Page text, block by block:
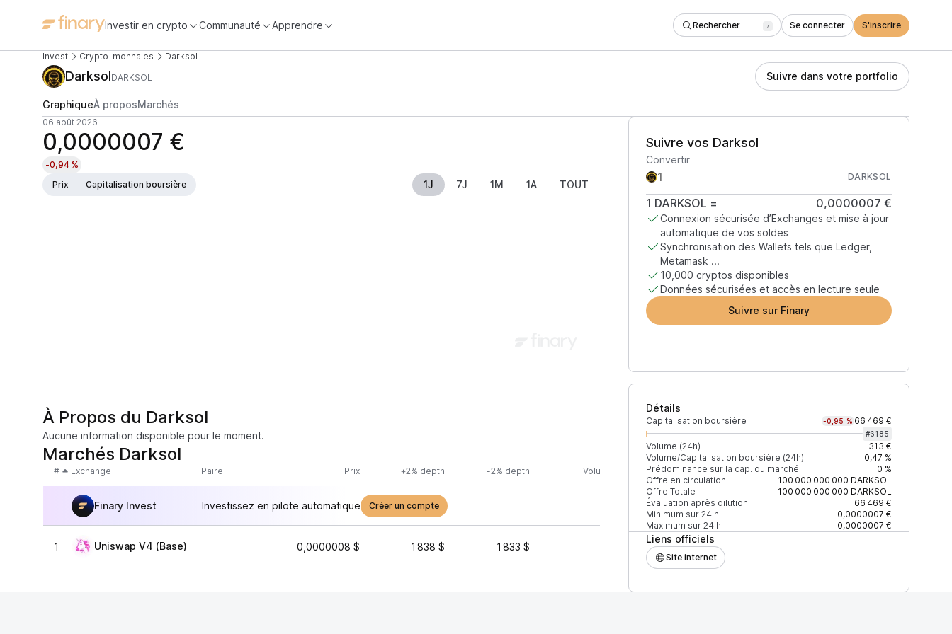
Investir en crypto Communauté Apprendre Rechercher / Se connecter S'inscrire
Invest Crypto-monnaies Darksol
DarksolDARKSOL Suivre dans votre portfolio
GraphiqueÀ proposMarchés
06 août 2026
0,0000007 €
-0,94 %
Prix
Capitalisation boursière 1J 7J 1M 1A TOUT
Suivre vos Darksol
Convertir
DARKSOL
1 DARKSOL = 0,0000007 €
Connexion sécurisée d’Exchanges et mise à jour
automatique de vos soldes
Synchronisation des Wallets tels que Ledger,
Metamask ...
10,000 cryptos disponibles
Données sécurisées et accès en lecture seule
Suivre sur Finary
Détails
Capitalisation boursière -0,95 % 66 469 €
#6185
Volume (24h)
313 €
Volume/Capitalisation boursière (24h)
0,47 %
Prédominance sur la cap. du marché
0 %
Offre en circulation
100 000 000 000 DARKSOL
Offre Totale
100 000 000 000 DARKSOL
Évaluation après dilution
66 469 €
Minimum sur 24 h
0,0000007 €
Maximum sur 24 h
0,0000007 €
Liens officiels
Site internet
À Propos du Darksol
Aucune information disponible pour le moment.
Marchés Darksol
# Exchange Paire Prix +2% depth -2% depth Volume (24h) % du volume Confiance Mis à jour
Finary Invest Investissez en pilote automatique Créer un compte
1 Uniswap V4 (Base) 0,0000008 $ 1 838 $ 1 833 $ 100 %